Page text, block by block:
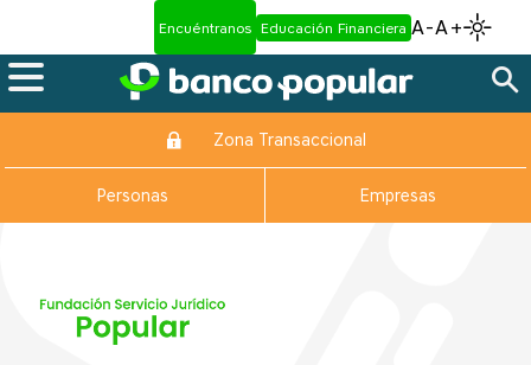
Encuéntranos Educación Financiera A-A+
Zona Transaccional
Personas Empresas